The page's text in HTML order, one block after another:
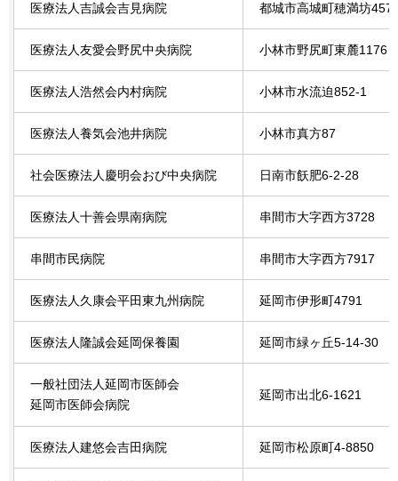
医療法人吉誠会吉見病院 都城市高城町穂満坊
医療法人友愛会野尻中央病院 小林市野尻町東麓1176
医療法人浩然会内村病院 小林市水流迫852-1
医療法人養気会池井病院 小林市真方87
社会医療法人慶明会おび中央病院 日南市飫肥6-2-28
医療法人十善会県南病院 串間市大字西方3728
串間市民病院 串間市大字西方7917
医療法人久康会平田東九州病院 延岡市伊形町4791
医療法人隆誠会延岡保養園 延岡市緑ヶ丘5-14-30
一般社団法人延岡市医師会
延岡市医師会病院
延岡市出北6-1621
医療法人建悠会吉田病院 延岡市松原町4-8850